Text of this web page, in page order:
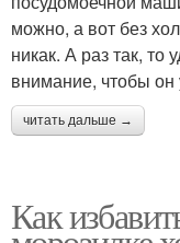
можно, а вот без
никак. А раз так,
внимание, чтобы он
читать дальше →
Как